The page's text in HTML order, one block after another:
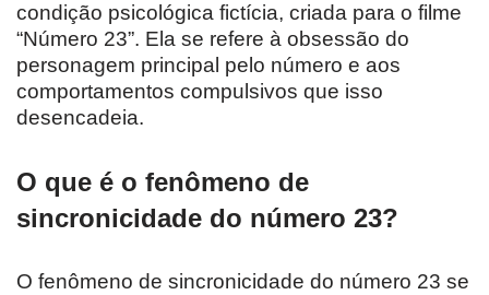
condição psicológica fictícia, criada para o filme
“Número 23”. Ela se refere à obsessão do
personagem principal pelo número e aos
comportamentos compulsivos que isso
desencadeia.
O que é o fenômeno de
sincronicidade do número 23?
O fenômeno de sincronicidade do número 23 se